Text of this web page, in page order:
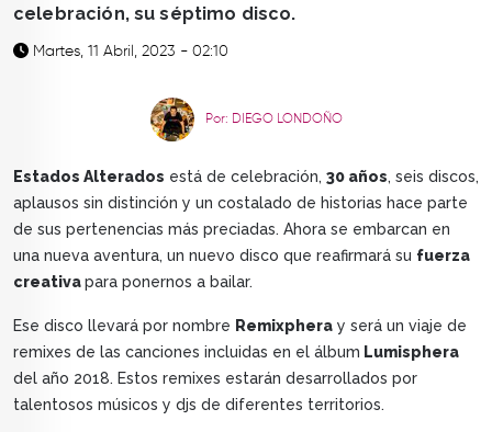
celebración, su séptimo disco.
Martes, 11 Abril, 2023 - 02:10
Por: DIEGO LONDOÑO
Estados Alterados está de celebración, 30 años, seis discos,
aplausos sin distinción y un costalado de historias hace parte
de sus pertenencias más preciadas. Ahora se embarcan en
una nueva aventura, un nuevo disco que reafirmará su fuerza
creativapara ponernos a bailar.
Ese disco llevará por nombre Remixphera y será un viaje de
remixes de las canciones incluidas en el álbum Lumisphera
del año 2018. Estos remixes estarán desarrollados por
talentosos músicos y djs de diferentes territorios.